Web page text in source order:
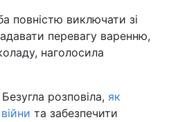
повністю виключати зі
перевагу варенню,
наголосила
розповіла, як
та забезпечити